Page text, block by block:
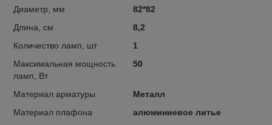
Диаметр, мм
82*82
Длина, см
8,2
Количество ламп, шт
1
Максимальная мощность
ламп, Вт
50
Материал арматуры
Металл
Материал плафона
алюминиевое литье